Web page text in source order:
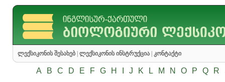
ლექსიკონის შესახებ ლექსიკონის ინსტრუქცია კონტაქტი
A B C D E F G H J K L M N O P Q R